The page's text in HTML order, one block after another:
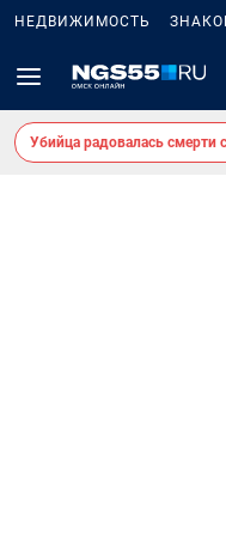
НЕДВИЖИМОСТЬ
Убийца радовалась смерти